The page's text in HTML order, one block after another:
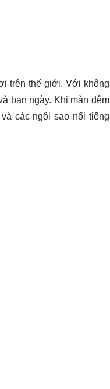
trên thế giới. Với không
ban ngày. Khi màn đêm
các ngôi sao nổi tiếng